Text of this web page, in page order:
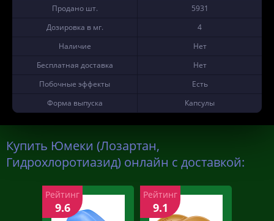
Продано шт.
5931
Дозировка в мг.
4
Наличие
Нет
Бесплатная доставка
Нет
Побочные эффекты
Есть
Форма выпуска
Капсулы
Купить Юмеки (Лозартан,
Гидрохлоротиазид) онлайн с доставкой:
Рейтинг
9.6
Рейтинг
9.1